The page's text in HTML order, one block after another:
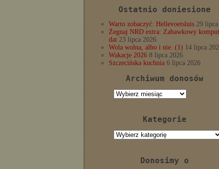
Ostatnio doniesione
Warto zobaczyć: Hellevoetsluis 29
Żegnaj NRD extra: Zabawkowy
dat 23 lipca 2026
Wola wolna, albo i nie. (1) 14 lipca
Wakacje 2026 8 lipca 2026
Szczecińska kuchnia 6 lipca 2026
Archiwum donosów
Archiwum
Kategorie
Kategorie
Donosimy o